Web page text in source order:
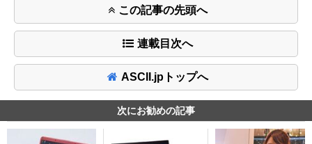
この記事の先頭へ
連載目次へ
ASCII.jpトップへ
次にお勧めの記事